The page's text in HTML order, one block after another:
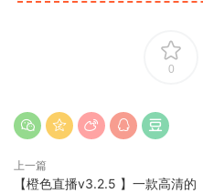
0
上一篇
【橙色直播v3.2.5 】一款高清的